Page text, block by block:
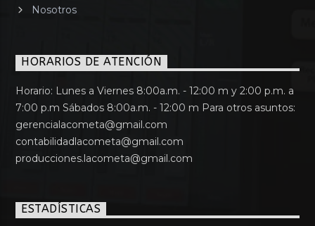
Nosotros
HORARIOS DE ATENCIÓN
Horario: Lunes a Viernes 8:00a.m. - 12:00 m y 2:00 p.m. a
7:00 p.m Sábados 8:00a.m. - 12:00 m Para otros asuntos:
gerencialacometa@gmail.com
contabilidadlacometa@gmail.com
producciones.lacometa@gmail.com
ESTADÍSTICAS